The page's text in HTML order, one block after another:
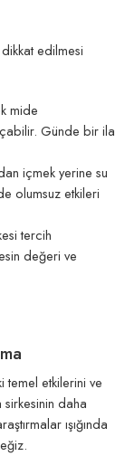
edilmesi
mide
Günde bir ila
içmek yerine su
olumsuz etkileri
tercih
değeri ve
temel etkilerini ve
sirkesinin daha
ışığında